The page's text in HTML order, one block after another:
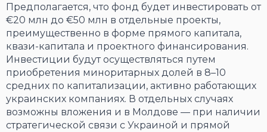
Предполагается, что фонд будет инвестировать от
€20 млн до €50 млн в отдельные проекты,
преимущественно в форме прямого капитала,
квази-капитала и проектного финансирования.
Инвестиции будут осуществляться путем
приобретения миноритарных долей в 8–10
средних по капитализации, активно работающих
украинских компаниях. В отдельных случаях
возможны вложения и в Молдове — при наличии
стратегической связи с Украиной и прямой